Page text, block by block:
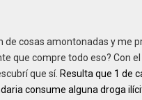
de cosas amontonadas y me
que compre todo eso? Con
que sí. Resulta que 1 de
consume alguna droga